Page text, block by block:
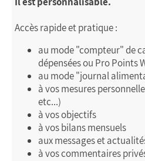
Accès rapide et pratique :
au mode "compteur" de
dépensées ou Pro Points
au mode "journal
à vos mesures
etc...)
à vos objectifs
à vos bilans mensuels
aux messages et
à vos commentaires